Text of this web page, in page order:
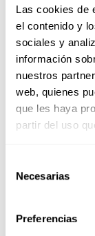
Las cookies de
el contenido y
sociales y
información
nuestros
web, quienes
que les haya
partir del uso
Necesarias
Preferencias